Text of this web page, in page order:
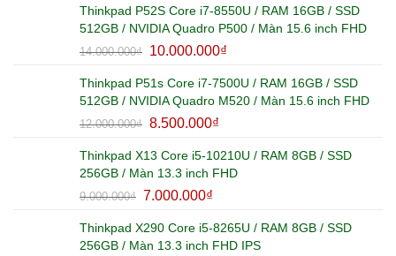
Thinkpad P52S Core i7-8550U / RAM 16GB / SSD
512GB / NVIDIA Quadro P500 / Màn 15.6 inch FHD
14.000.000₫ 10.000.000₫
Thinkpad P51s Core i7-7500U / RAM 16GB / SSD
512GB / NVIDIA Quadro M520 / Màn 15.6 inch FHD
12.000.000₫ 8.500.000₫
Thinkpad X13 Core i5-10210U / RAM 8GB / SSD
256GB / Màn 13.3 inch FHD
9.000.000₫ 7.000.000₫
Thinkpad X290 Core i5-8265U / RAM 8GB / SSD
256GB / Màn 13.3 inch FHD IPS